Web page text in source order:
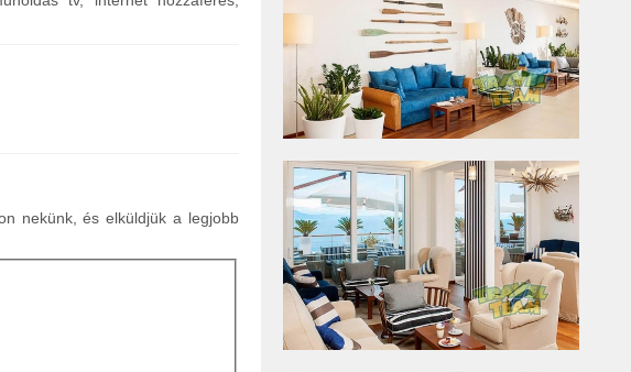
nekünk, és elküldjük a legjobb